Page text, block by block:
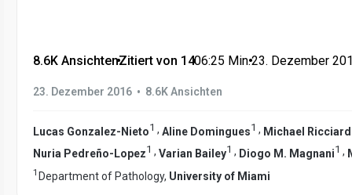
8.6K Ansichten•Zitiert von 14•06:25 Min.•23. Dezember
23. Dezember 2016 • 8.6K Ansichten
Lucas Gonzalez-Nieto1 , Aline Domingues1 , Michael
Nuria Pedreño-Lopez1 , Varian Bailey1 , Diogo M. Magnani1 ,
1 Department of Pathology, University of Miami